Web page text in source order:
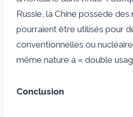
Russie, la Chine possède des
pourraient être utilisés pour
conventionnelles ou
même nature à « double
Conclusion